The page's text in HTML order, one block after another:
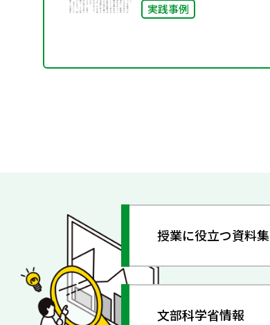
実践事例
授業に役立つ資料集
文部科学省情報